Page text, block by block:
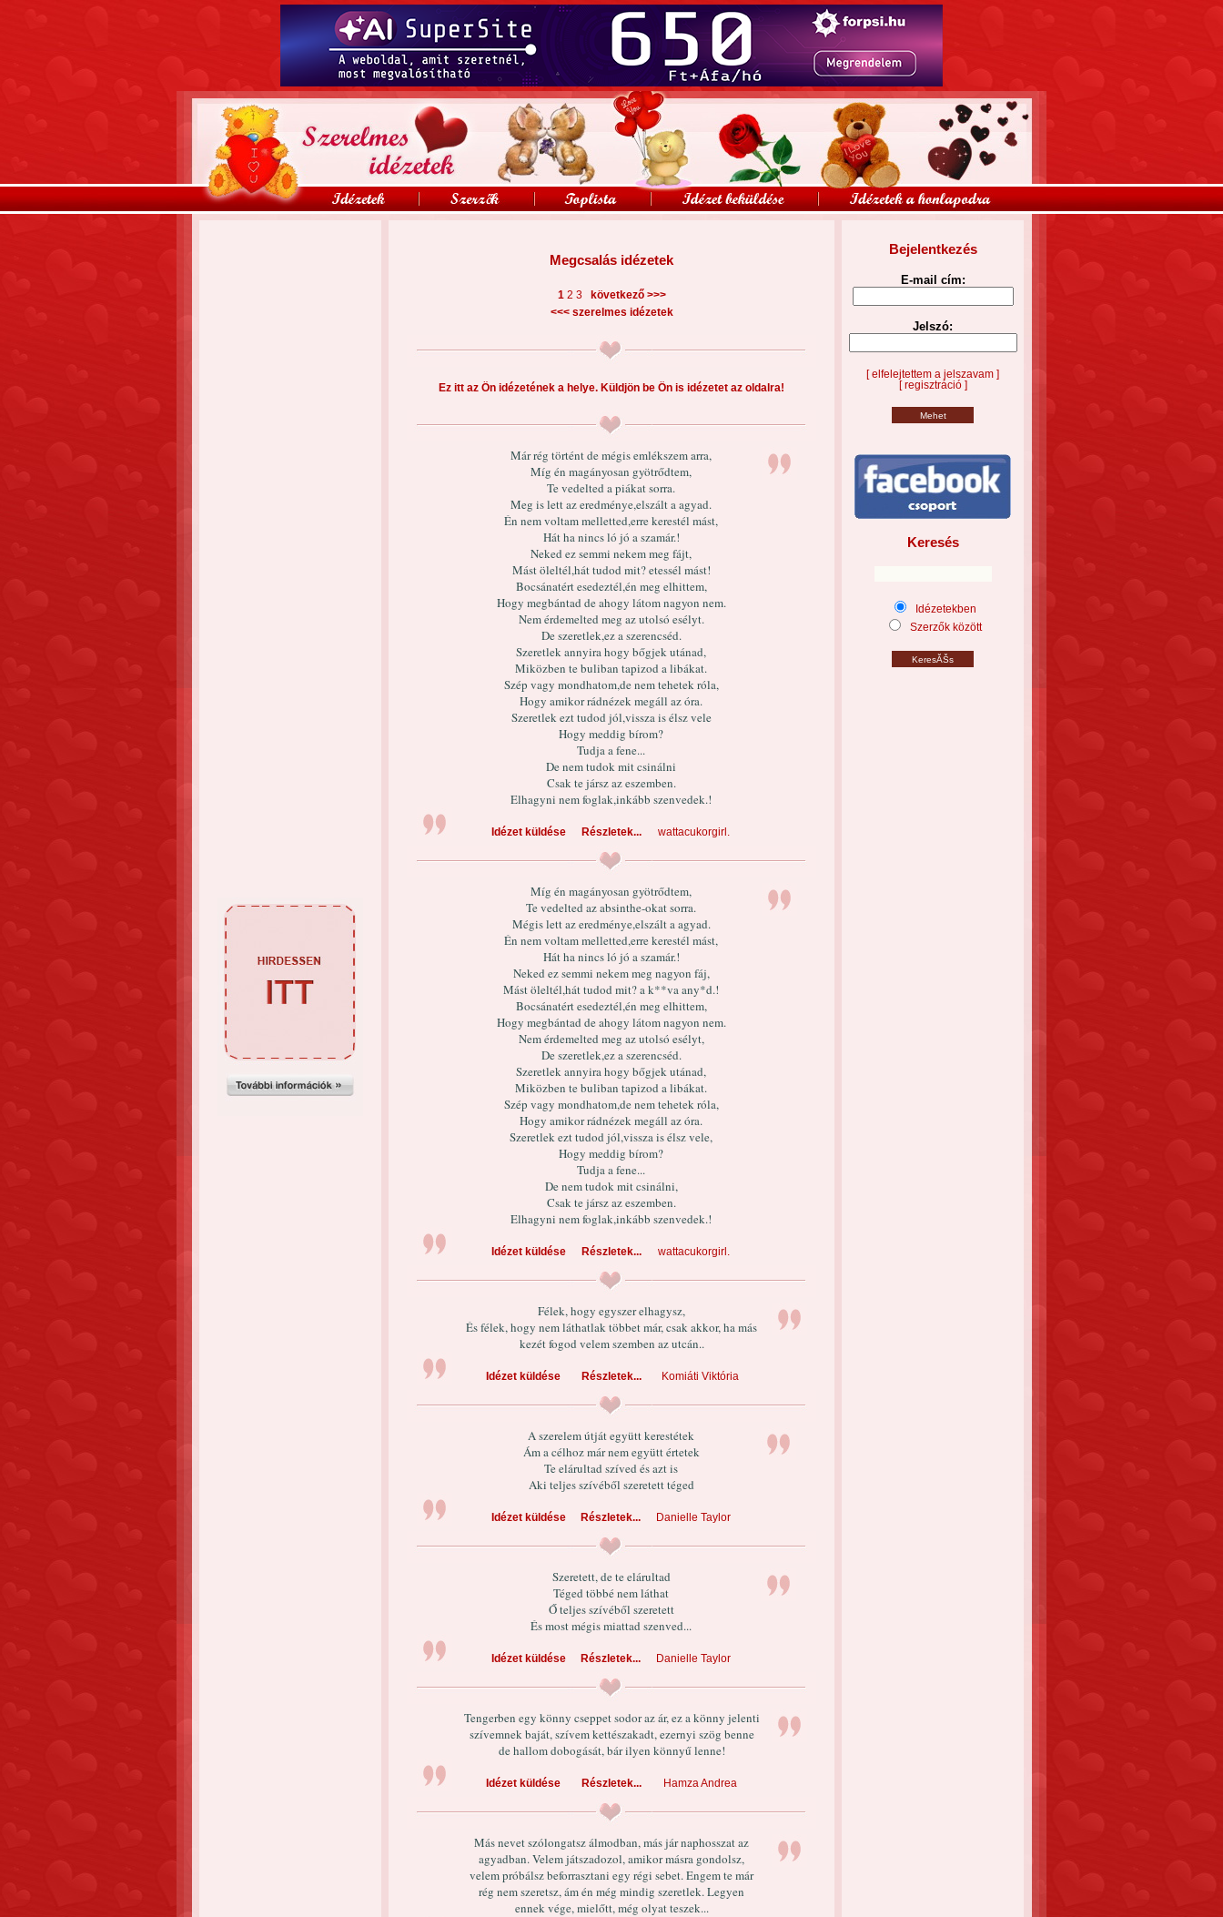
Megcsalás idézetek
1 2 3 következő>>>
<<< szerelmes idézetek
Ez itt az Ön idézetének a helye. Küldjön be Ön is idézetet az oldalra!
Már rég történt de mégis emlékszem arra,
Míg én magányosan gyötrődtem,
Te vedelted a piákat sorra.
Meg is lett az eredménye,elszált a agyad.
Én nem voltam melletted,erre kerestél mást,
Hát ha nincs ló jó a szamár.!
Neked ez semmi nekem meg fájt,
Mást öleltél,hát tudod mit? etessél mást!
Bocsánatért esedeztél,én meg elhittem,
Hogy megbántad de ahogy látom nagyon nem.
Nem érdemelted meg az utolsó esélyt.
De szeretlek,ez a szerencséd.
Szeretlek annyira hogy bőgjek utánad,
Miközben te buliban tapizod a libákat.
Szép vagy mondhatom,de nem tehetek róla,
Hogy amikor rádnézek megáll az óra.
Szeretlek ezt tudod jól,vissza is élsz vele
Hogy meddig bírom?
Tudja a fene...
De nem tudok mit csinálni
Csak te jársz az eszemben.
Elhagyni nem foglak,inkább szenvedek.!
Idézet küldése Részletek... wattacukorgirl.
Míg én magányosan gyötrődtem,
Te vedelted az absinthe-okat sorra.
Mégis lett az eredménye,elszált a agyad.
Én nem voltam melletted,erre kerestél mást,
Hát ha nincs ló jó a szamár.!
Neked ez semmi nekem meg nagyon fáj,
Mást öleltél,hát tudod mit? a k**va any*d.!
Bocsánatért esedeztél,én meg elhittem,
Hogy megbántad de ahogy látom nagyon nem.
Nem érdemelted meg az utolsó esélyt,
De szeretlek,ez a szerencséd.
Szeretlek annyira hogy bőgjek utánad,
Miközben te buliban tapizod a libákat.
Szép vagy mondhatom,de nem tehetek róla,
Hogy amikor rádnézek megáll az óra.
Szeretlek ezt tudod jól,vissza is élsz vele,
Hogy meddig bírom?
Tudja a fene...
De nem tudok mit csinálni,
Csak te jársz az eszemben.
Elhagyni nem foglak,inkább szenvedek.!
Idézet küldése Részletek... wattacukorgirl.
Félek, hogy egyszer elhagysz,
És félek, hogy nem láthatlak többet már, csak akkor, ha más
kezét fogod velem szemben az utcán..
Idézet küldése Részletek... Komiáti Viktória
A szerelem útját együtt kerestétek
Ám a célhoz már nem együtt értetek
Te elárultad szíved és azt is
Aki teljes szívéből szeretett téged
Idézet küldése Részletek... Danielle Taylor
Szeretett, de te elárultad
Téged többé nem láthat
Ő teljes szívéből szeretett
És most mégis miattad szenved...
Idézet küldése Részletek... Danielle Taylor
Tengerben egy könny cseppet sodor az ár, ez a könny jelenti
szívemnek baját, szívem kettészakadt, ezernyi szög benne
de hallom dobogását, bár ilyen könnyű lenne!
Idézet küldése Részletek... Hamza Andrea
Más nevet szólongatsz álmodban, más jár naphosszat az
agyadban. Velem játszadozol, amikor másra gondolsz,
velem próbálsz beforrasztani egy régi sebet. Engem te már
rég nem szeretsz, ám én még mindig szeretlek. Legyen
ennek vége, mielőtt, még olyat teszek...
Bejelentkezés
E-mail cím:
Jelszó:
[ elfelejtettem a jelszavam ]
[ regisztráció ]
Keresés
Idézetekben
Szerzők között